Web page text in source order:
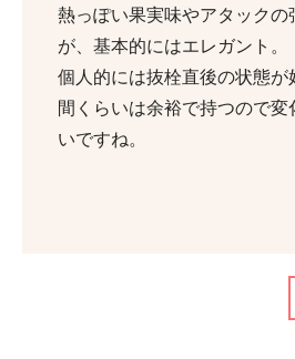
熱っぽい果実味やアタック
が、基本的にはエレガント。
個人的には抜栓直後の状態が
間くらいは余裕で持つので変
いですね。